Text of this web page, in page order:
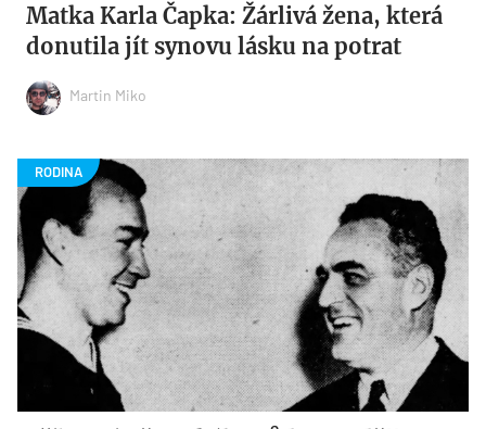
Matka Karla Čapka: Žárlivá žena, která
donutila jít synovu lásku na potrat
Martin Miko